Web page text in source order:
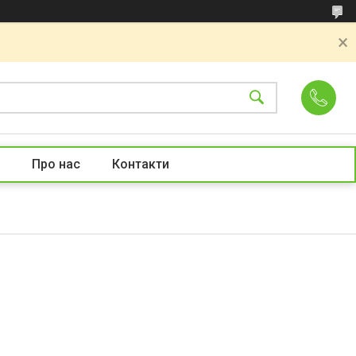
Про нас Контакти